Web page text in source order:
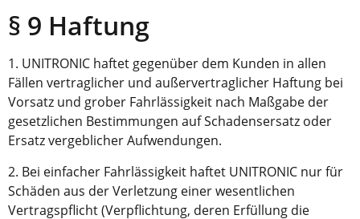
§ 9 Haftung
1. UNITRONIC haftet gegenüber dem Kunden in allen
Fällen vertraglicher und außervertraglicher Haftung bei
Vorsatz und grober Fahrlässigkeit nach Maßgabe der
gesetzlichen Bestimmungen auf Schadensersatz oder
Ersatz vergeblicher Aufwendungen.
2. Bei einfacher Fahrlässigkeit haftet UNITRONIC nur für
Schäden aus der Verletzung einer wesentlichen
Vertragspflicht (Verpflichtung, deren Erfüllung die